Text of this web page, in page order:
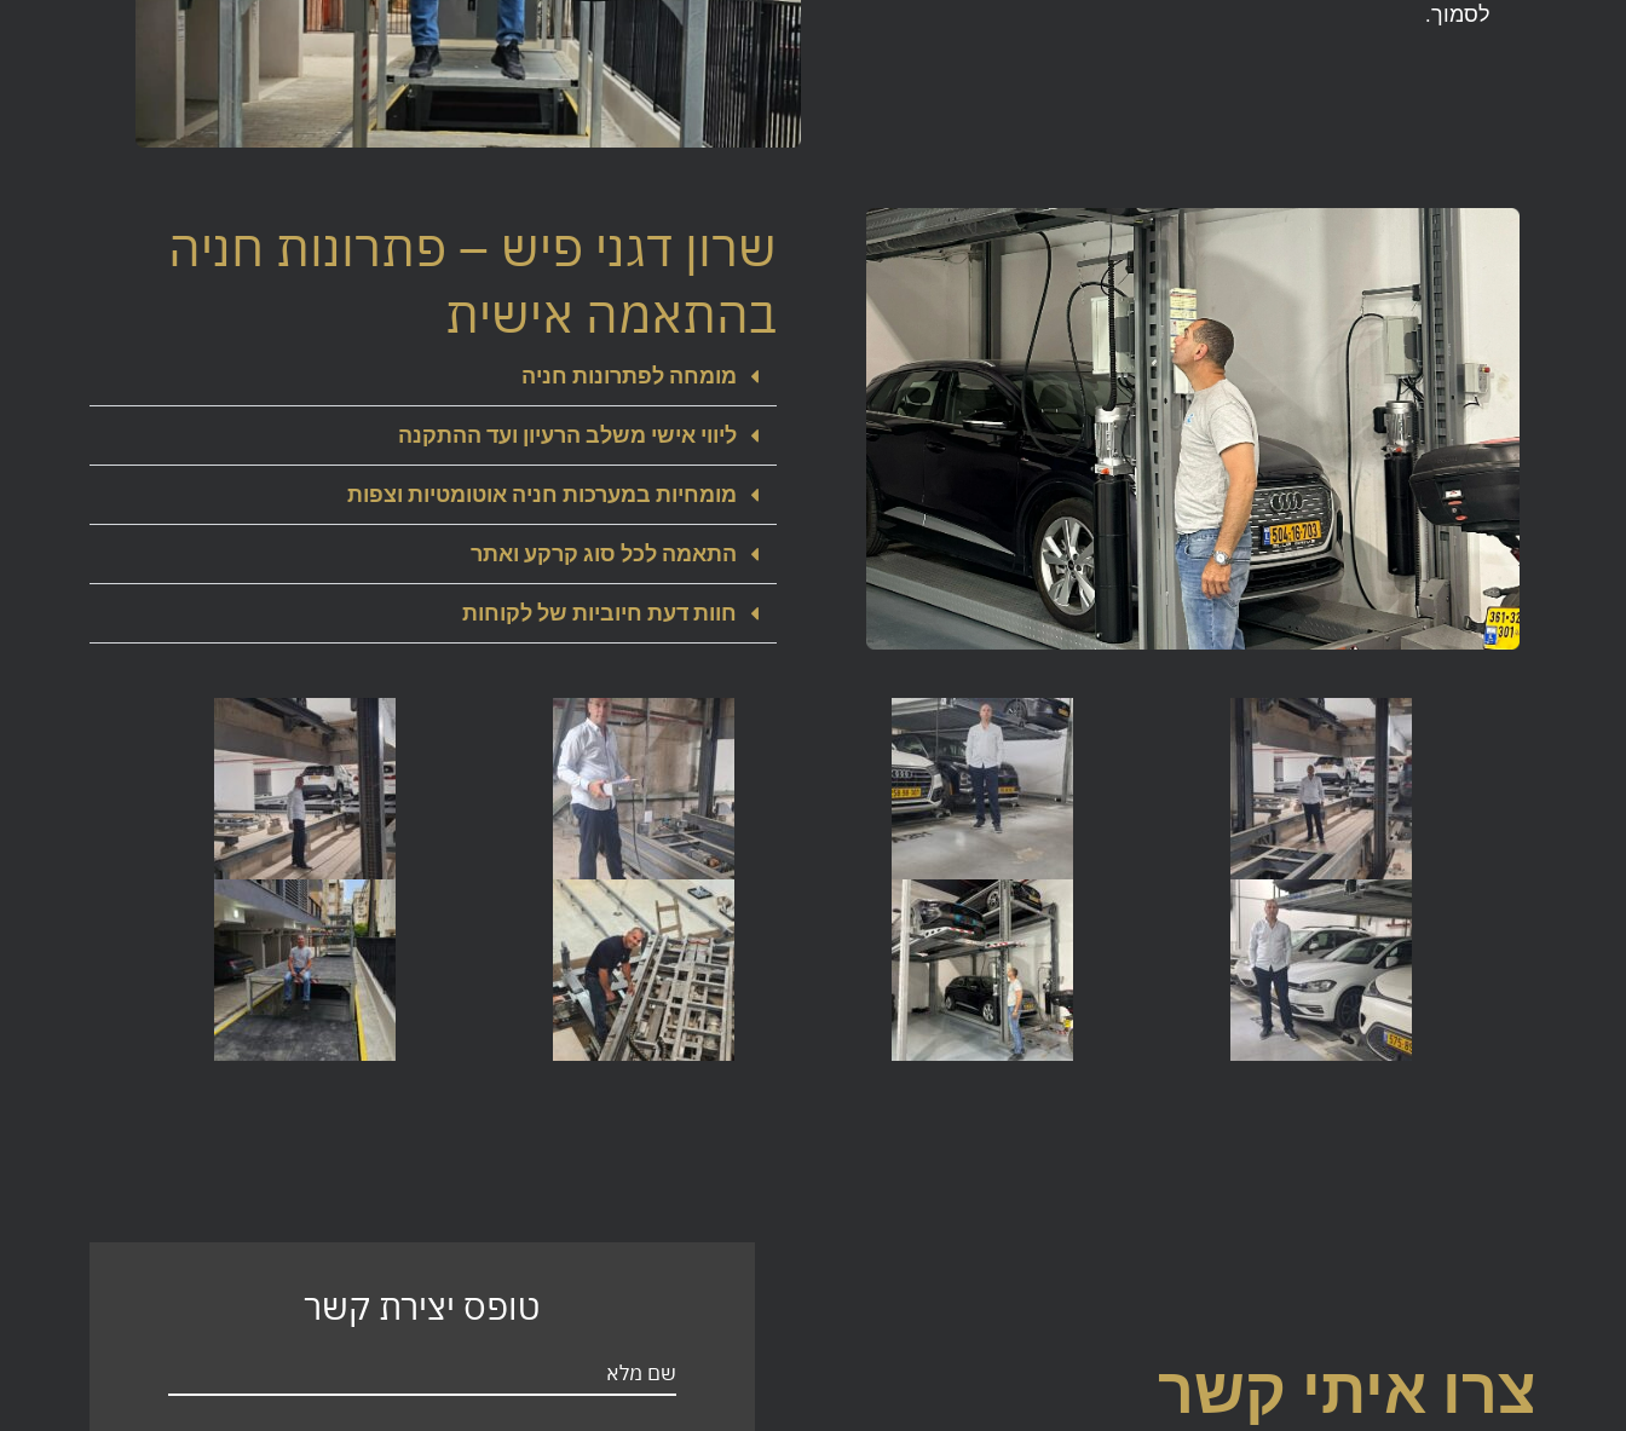
לסמוך.
שרון דגני פיש – פתרונות חניה
בהתאמה אישית
מומחה לפתרונות חניה
ליווי אישי משלב הרעיון ועד ההתקנה
מומחיות במערכות חניה אוטומטיות וצפות
התאמה לכל סוג קרקע ואתר
חוות דעת חיוביות של לקוחות
טופס יצירת קשר
צרו איתי קשר